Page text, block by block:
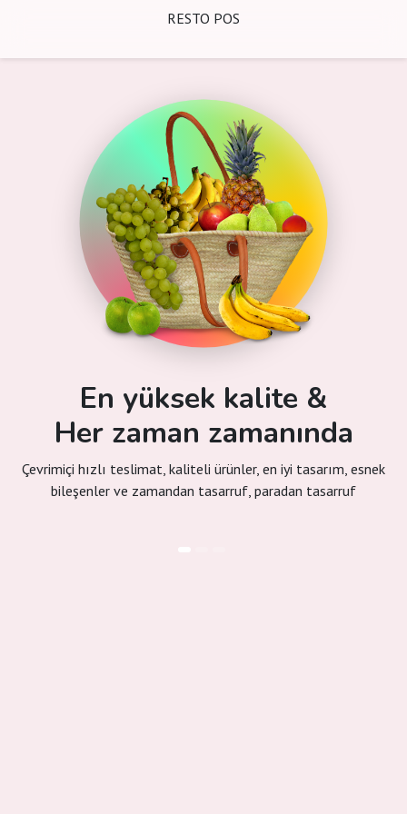
RESTO POS
En yüksek kalite &
Her zaman zamanında
Çevrimiçi hızlı teslimat, kaliteli ürünler, en iyi tasarım, esnek
bileşenler ve zamandan tasarruf, paradan tasarruf